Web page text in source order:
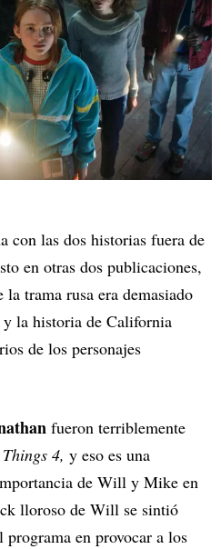
con las dos historias fuera de
en otras dos publicaciones,
trama rusa era demasiado
la historia de California
de los personajes
fueron terriblemente
4, y eso es una
de Will y Mike en
lloroso de Will se sintió
en provocar a los